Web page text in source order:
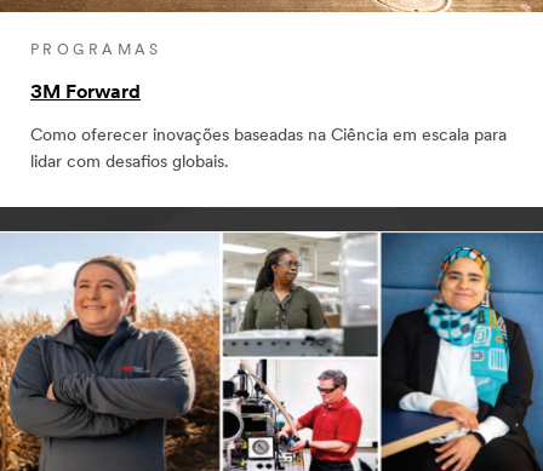
PROGRAMAS
3M Forward
Como oferecer inovações baseadas na Ciência em escala para
lidar com desafios globais.